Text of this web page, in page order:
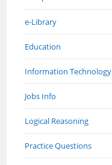
e-Library
Education
Information Technology
Jobs Info
Logical Reasoning
Practice Questions